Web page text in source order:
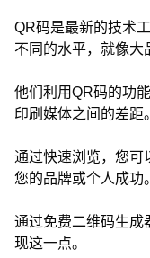
QR码是最新的技术
不同的水平，就像大
他们利用QR码的功
印刷媒体之间的差距。
通过快速浏览，您可
您的品牌或个人成功。
通过免费二维码生成
现这一点。